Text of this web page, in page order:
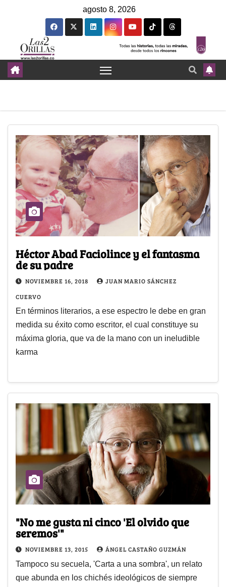
agosto 8, 2026
Héctor Abad Faciolince y el fantasma
de su padre
NOVIEMBRE 16, 2018
JUAN MARIO SÁNCHEZ
CUERVO
En términos literarios, a ese espectro le debe en gran
medida su éxito como escritor, el cual constituye su
máxima gloria, que va de la mano con un ineludible
karma
"No me gusta ni cinco 'El olvido que
seremos'"
NOVIEMBRE 13, 2015 ÁNGEL CASTAÑO GUZMÁN
Tampoco su secuela, 'Carta a una sombra', un relato
que abunda en los chichés ideológicos de siempre